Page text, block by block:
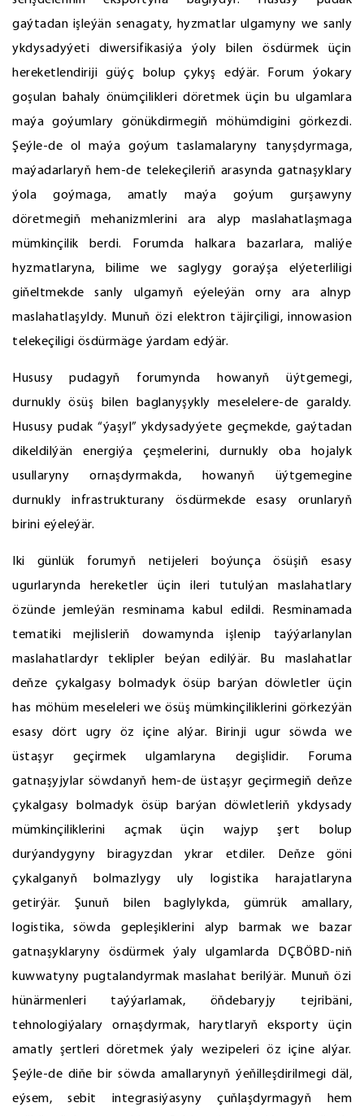
gaýtadan işleýän senagaty, hyzmatlar ulgamyny we sanly
ykdysadyýeti diwersifikasiýa ýoly bilen ösdürmek üçin
hereketlendiriji güýç bolup çykyş edýär. Forum ýokary
goşulan bahaly önümçilikleri döretmek üçin bu ulgamlara
maýa goýumlary gönükdirmegiň möhümdigini görkezdi.
Şeýle-de ol maýa goýum taslamalaryny tanyşdyrmaga,
maýadarlaryň hem-de telekeçileriň arasynda gatnaşyklary
ýola goýmaga, amatly maýa goýum gurşawyny
döretmegiň mehanizmlerini ara alyp maslahatlaşmaga
mümkinçilik berdi. Forumda halkara bazarlara, maliýe
hyzmatlaryna, bilime we saglygy goraýşa elýeterliligi
giňeltmekde sanly ulgamyň eýeleýän orny ara alnyp
maslahatlaşyldy. Munuň özi elektron täjirçiligi, innowasion
telekeçiligi ösdürmäge ýardam edýär.
Hususy pudagyň forumynda howanyň üýtgemegi,
durnukly ösüş bilen baglanyşykly meselelere-de garaldy.
Hususy pudak “ýaşyl” ykdysadyýete geçmekde, gaýtadan
dikeldilýän energiýa çeşmelerini, durnukly oba hojalyk
usullaryny ornaşdyrmakda, howanyň üýtgemegine
durnukly infrastrukturany ösdürmekde esasy orunlaryň
birini eýeleýär.
Iki günlük forumyň netijeleri boýunça ösüşiň esasy
ugurlarynda hereketler üçin ileri tutulýan maslahatlary
özünde jemleýän resminama kabul edildi. Resminamada
tematiki mejlisleriň dowamynda işlenip taýýarlanylan
maslahatlardyr teklipler beýan edilýär. Bu maslahatlar
deňze çykalgasy bolmadyk ösüp barýan döwletler üçin
has möhüm meseleleri we ösüş mümkinçiliklerini görkezýän
esasy dört ugry öz içine alýar. Birinji ugur söwda we
üstaşyr geçirmek ulgamlaryna degişlidir. Foruma
gatnaşyjylar söwdanyň hem-de üstaşyr geçirmegiň deňze
çykalgasy bolmadyk ösüp barýan döwletleriň ykdysady
mümkinçiliklerini açmak üçin wajyp şert bolup
durýandygyny biragyzdan ykrar etdiler. Deňze göni
çykalganyň bolmazlygy uly logistika harajatlaryna
getirýär. Şunuň bilen baglylykda, gümrük amallary,
logistika, söwda gepleşiklerini alyp barmak we bazar
gatnaşyklaryny ösdürmek ýaly ulgamlarda DÇBÖBD-niň
kuwwatyny pugtalandyrmak maslahat berilýär. Munuň özi
hünärmenleri taýýarlamak, öňdebaryjy tejribäni,
tehnologiýalary ornaşdyrmak, harytlaryň eksporty üçin
amatly şertleri döretmek ýaly wezipeleri öz içine alýar.
Şeýle-de diňe bir söwda amallarynyň ýeňilleşdirilmegi däl,
eýsem, sebit integrasiýasyny çuňlaşdyrmagyň hem